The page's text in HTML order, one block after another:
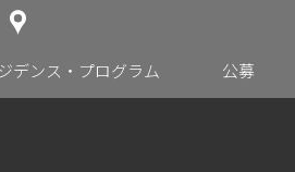
アーツアンド
ーアーツアンド
キョーアーツ
ールニュース
アクセス
デンス・プログラム 公募